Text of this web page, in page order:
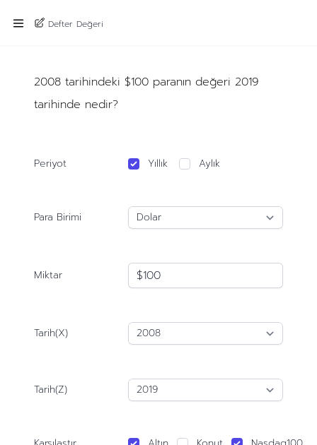
Defter Değeri
2008 tarihindeki $100 paranın değeri 2019
tarihinde nedir?
Periyot Yıllık Aylık
Para Birimi
Miktar
Tarih(X)
Tarih(Z)